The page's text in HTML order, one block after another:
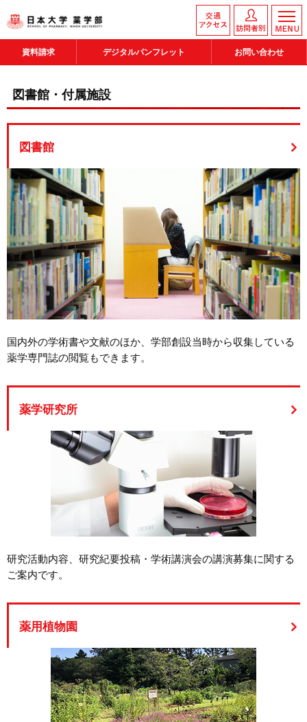
資料請求 デジタルパンフレット お問い合わせ
図書館・付属施設
図書館
国内外の学術書や文献のほか、学部創設当時から収集している
薬学専門誌の閲覧もできます。
薬学研究所
研究活動内容、研究紀要投稿・学術講演会の講演募集に関する
ご案内です。
薬用植物園